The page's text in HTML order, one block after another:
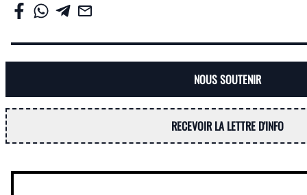
NOUS SOUTENIR
RECEVOIR LA LETTRE D'INFO